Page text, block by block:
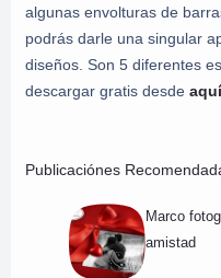
algunas envolturas de
podrás darle una singular
diseños. Son 5 diferentes
descargar gratis desde aquí
Publicaciónes
Marco
amistad